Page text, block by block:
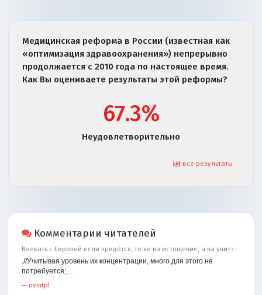
Медицинская реформа в России (известная как
«оптимизация здравоохранения») непрерывно
продолжается с 2010 года по настоящее время.
Как Вы оцениваете результаты этой реформы?
67.3%
Неудовлетворительно
все результаты
Комментарии читателей
Воевать с Европой если придётся, то не на истощение, а на уничтожение
.//Учитывая уровень их концентрации, много для этого не
потребуется;…
— ovintpl